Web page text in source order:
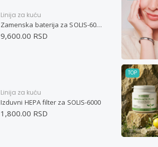
Linija za kuću
Zamenska baterija za SOLIS-6000
9,600.00 RSD
Linija za kuću
Izduvni HEPA filter za SOLIS-6000
1,800.00 RSD
TOP